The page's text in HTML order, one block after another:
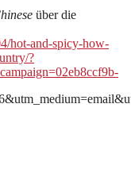
über die
hot-and-spicy-how-
?